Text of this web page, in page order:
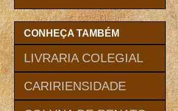
CONHEÇA TAMBÉM
LIVRARIA COLEGIAL
CARIRIENSIDADE